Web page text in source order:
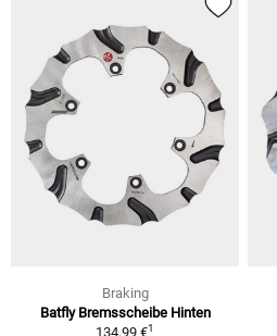
Braking
Batfly Bremsscheibe Hinten
134,99 €1